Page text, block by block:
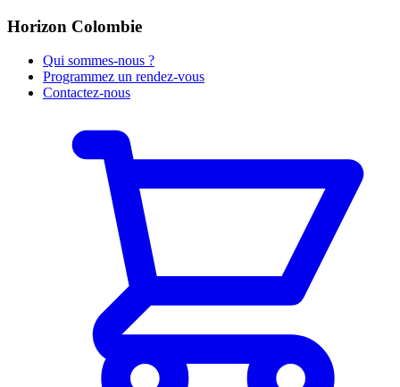
Horizon Colombie
Qui sommes-nous ?
Programmez un rendez-vous
Contactez-nous